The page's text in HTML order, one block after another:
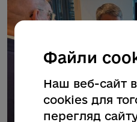
Файли
Наш веб-сайт
cookies для
перегляд